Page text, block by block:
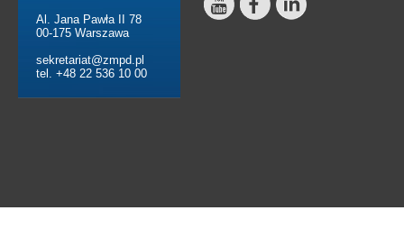
Al. Jana Pawła II 78
00-175 Warszawa
sekretariat@zmpd.pl
tel. +48 22 536 10 00